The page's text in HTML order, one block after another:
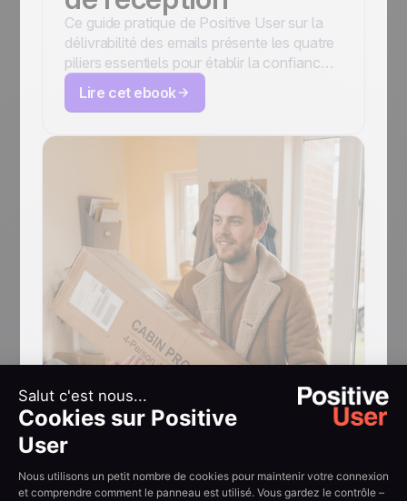
Ce guide pratique de Positive User sur la
délivrabilité des emails présente les quatre
piliers essentiels pour établir la confiance
avec les fournisseurs de messagerie et
votre public, garantissant que vos
réception principale au lieu du dossier de
Lire cet ebook